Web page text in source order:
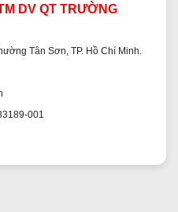
DV QT TRƯỜNG
Tân Sơn, TP. Hồ Chí Minh.
001